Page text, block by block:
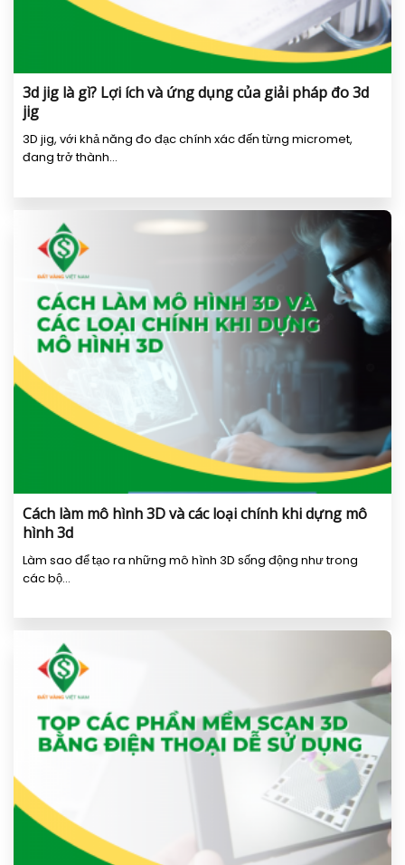
3d jig là gì? Lợi ích và ứng dụng của giải pháp đo 3d
jig
3D jig, với khả năng đo đạc chính xác đến từng micromet,
đang trở thành...
Cách làm mô hình 3D và các loại chính khi dựng mô
hình 3d
Làm sao để tạo ra những mô hình 3D sống động như trong
các bộ...